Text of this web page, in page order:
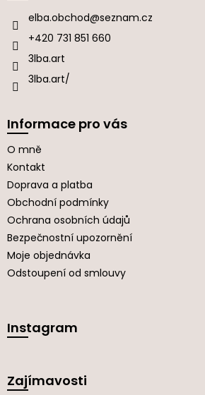
elba.obchod@seznam.cz
+420 731 851 660
3lba.art
3lba.art/
Informace pro vás
O mně
Kontakt
Doprava a platba
Obchodní podmínky
Ochrana osobních údajů
Bezpečnostní upozornění
Moje objednávka
Odstoupení od smlouvy
Instagram
Zajímavosti